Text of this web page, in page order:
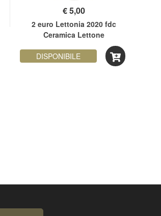
€5,00
2 euro Lettonia 2020 fdc
Ceramica Lettone
DISPONIBILE